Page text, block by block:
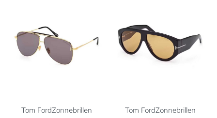
Tom FordZonnebrillen Tom FordZonnebrillen